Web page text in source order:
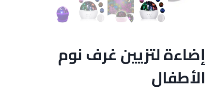
إضاءة لتزيين غرف نوم
الأطفال